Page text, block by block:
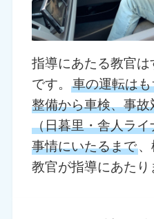
指導にあたる教官は
です。車の運転は
整備から車検、事
（日暮里・舎人ラ
事情にいたるまで
教官が指導にあたり